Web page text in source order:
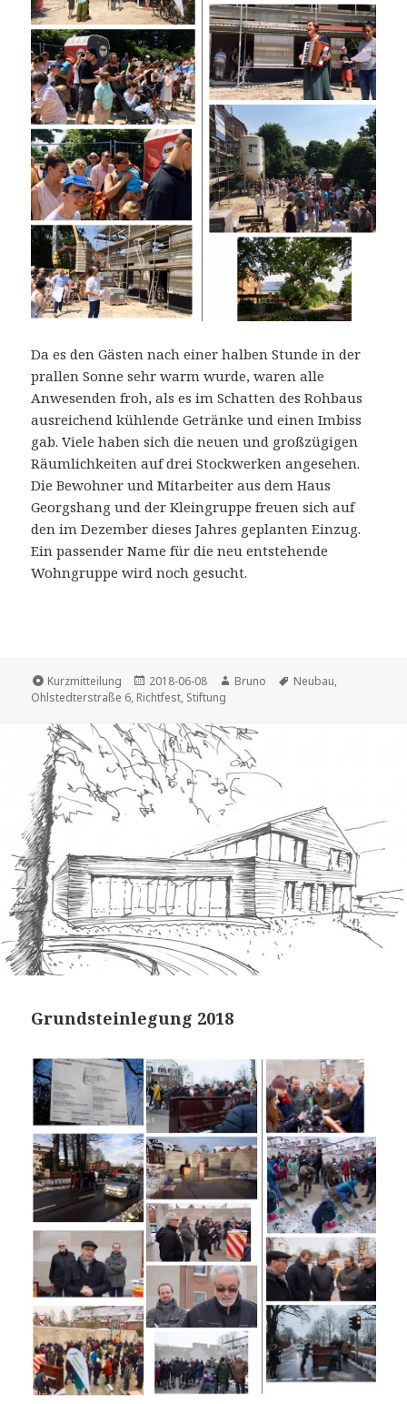
Da es den Gästen nach einer halben Stunde in der
prallen Sonne sehr warm wurde, waren alle
Anwesenden froh, als es im Schatten des Rohbaus
ausreichend kühlende Getränke und einen Imbiss
gab. Viele haben sich die neuen und großzügigen
Räumlichkeiten auf drei Stockwerken angesehen.
Die Bewohner und Mitarbeiter aus dem Haus
Georgshang und der Kleingruppe freuen sich auf
den im Dezember dieses Jahres geplanten Einzug.
Ein passender Name für die neu entstehende
Wohngruppe wird noch gesucht.
Format
Kurzmitteilung
Veröffentlicht
am
2018-06-08 Autor
Bruno Schlagwörter
Neubau,
Ohlstedterstraße 6, Richtfest, Stiftung
Grundsteinlegung 2018